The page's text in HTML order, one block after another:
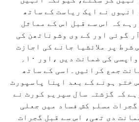
انہوں نے ایک ریاست کے ساتھ
کہ اس سے قبل اس کے مماثل
گوئی اور کے وی وشوناتھن کی
شرط پر ملائشیا جانے کی اجازت
جمع کرائیں۔اسی کے ساتھ
ختم ہونے کے بعد اپنا پاسپورٹ
کہ گزشتہ سال سپریم کورٹ نے
کو۲۰۰۲ء کے گجرات مسلم کش فساد میں جعلی
دی تھی، اس سے قبل گجرات